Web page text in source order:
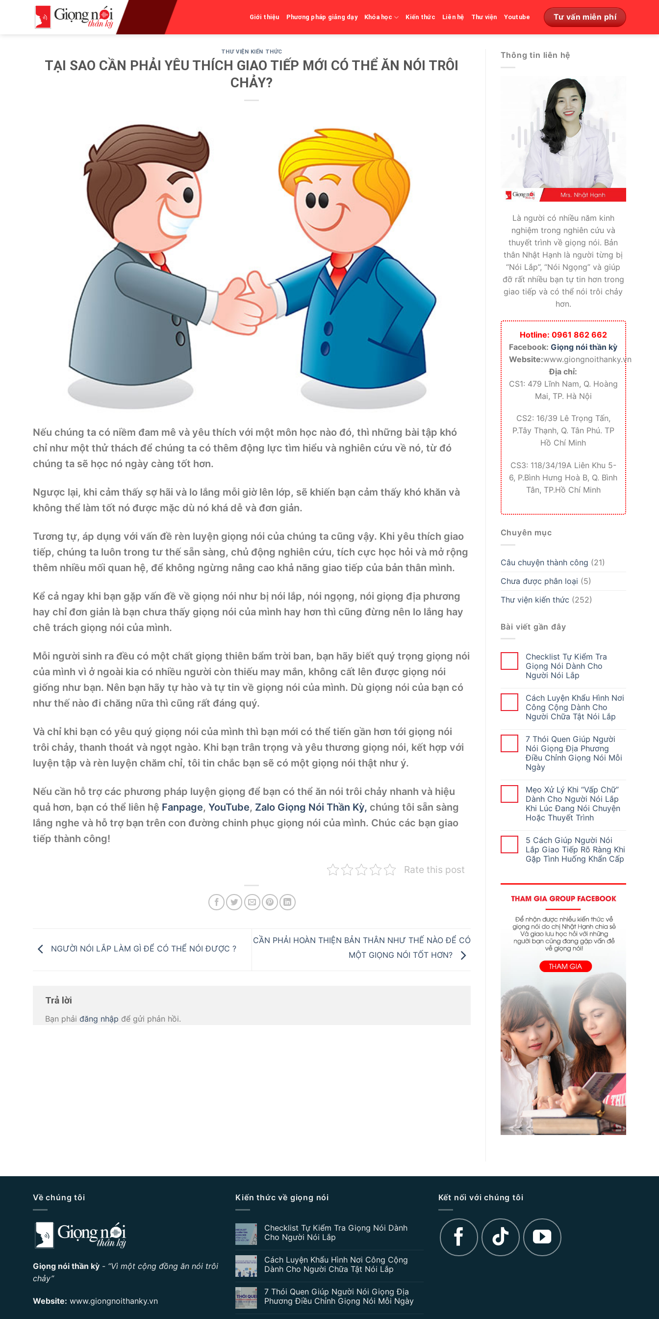
Giới thiệu Phương pháp giảng dạy Khóa học Kiến thức Liên hệ Thư viện Youtube Tư vấn miễn phí
THƯ VIỆN KIẾN THỨC
TẠI SAO CẦN PHẢI YÊU THÍCH GIAO TIẾP MỚI CÓ THỂ ĂN NÓI TRÔI
CHẢY?
Nếu chúng ta có niềm đam mê và yêu thích với một môn học nào đó, thì những bài tập khó
chỉ như một thử thách để chúng ta có thêm động lực tìm hiểu và nghiên cứu về nó, từ đó
chúng ta sẽ học nó ngày càng tốt hơn.
Ngược lại, khi cảm thấy sợ hãi và lo lắng mỗi giờ lên lớp, sẽ khiến bạn cảm thấy khó khăn và
không thể làm tốt nó được mặc dù nó khá dễ và đơn giản.
Tương tự, áp dụng với vấn đề rèn luyện giọng nói của chúng ta cũng vậy. Khi yêu thích giao
tiếp, chúng ta luôn trong tư thế sẵn sàng, chủ động nghiên cứu, tích cực học hỏi và mở rộng
thêm nhiều mối quan hệ, để không ngừng nâng cao khả năng giao tiếp của bản thân mình.
Kể cả ngay khi bạn gặp vấn đề về giọng nói như bị nói lắp, nói ngọng, nói giọng địa phương
hay chỉ đơn giản là bạn chưa thấy giọng nói của mình hay hơn thì cũng đừng nên lo lắng hay
chê trách giọng nói của mình.
Mỗi người sinh ra đều có một chất giọng thiên bẩm trời ban, bạn hãy biết quý trọng giọng nói
của mình vì ở ngoài kia có nhiều người còn thiếu may mắn, không cất lên được giọng nói
giống như bạn. Nên bạn hãy tự hào và tự tin về giọng nói của mình. Dù giọng nói của bạn có
như thế nào đi chăng nữa thì cũng rất đáng quý.
Và chỉ khi bạn có yêu quý giọng nói của mình thì bạn mới có thể tiến gần hơn tới giọng nói
trôi chảy, thanh thoát và ngọt ngào. Khi bạn trân trọng và yêu thương giọng nói, kết hợp với
luyện tập và rèn luyện chăm chỉ, tôi tin chắc bạn sẽ có một giọng nói thật như ý.
Nếu cần hỗ trợ các phương pháp luyện giọng để bạn có thể ăn nói trôi chảy nhanh và hiệu
quả hơn, bạn có thể liên hệ Fanpage, YouTube, Zalo Giọng Nói Thần Kỳ, chúng tôi sẵn sàng
lắng nghe và hỗ trợ bạn trên con đường chinh phục giọng nói của mình. Chúc các bạn giao
tiếp thành công!
Rate this post
NGƯỜI NÓI LẮP LÀM GÌ ĐỂ CÓ THỂ NÓI ĐƯỢC ?
CẦN PHẢI HOÀN THIỆN BẢN THÂN NHƯ THẾ NÀO ĐỂ CÓ
MỘT GIỌNG NÓI TỐT HƠN?
Trả lời
Bạn phải đăng nhập để gửi phản hồi.
Thông tin liên hệ
Là người có nhiều năm kinh
nghiệm trong nghiên cứu và
thuyết trình về giọng nói. Bản
thân Nhật Hạnh là người từng bị
“Nói Lắp”, “Nói Ngọng” và giúp
đỡ rất nhiều bạn tự tin hơn trong
giao tiếp và có thể nói trôi chảy
hơn.
Hotline: 0961 862 662
Facebook:Giọng nói thần kỳ
Website:www.giongnoithanky.vn
Địa chỉ:
CS1: 479 Lĩnh Nam, Q. Hoàng
Mai, TP. Hà Nội
CS2: 16/39 Lê Trọng Tấn,
P.Tây Thạnh, Q. Tân Phú. TP
Hồ Chí Minh
CS3: 118/34/19A Liên Khu 5-
6, P.Bình Hưng Hoà B, Q. Bình
Tân, TP.Hồ Chí Minh
Chuyên mục
Câu chuyện thành công (21)
Chưa được phân loại (5)
Thư viện kiến thức (252)
Bài viết gần đây
Checklist Tự Kiểm Tra
Giọng Nói Dành Cho
Người Nói Lắp
Cách Luyện Khẩu Hình Nơi
Công Cộng Dành Cho
Người Chữa Tật Nói Lắp
7 Thói Quen Giúp Người
Nói Giọng Địa Phương
Điều Chỉnh Giọng Nói Mỗi
Ngày
Mẹo Xử Lý Khi “Vấp Chữ”
Dành Cho Người Nói Lắp
Khi Lúc Đang Nói Chuyện
Hoặc Thuyết Trình
5 Cách Giúp Người Nói
Lắp Giao Tiếp Rõ Ràng Khi
Gặp Tình Huống Khẩn Cấp
Về chúng tôi
Giọng nói thần kỳ - “Vì một cộng đồng ăn nói trôi
chảy”
Website: www.giongnoithanky.vn
Kiến thức về giọng nói
Checklist Tự Kiểm Tra Giọng Nói Dành
Cho Người Nói Lắp
Cách Luyện Khẩu Hình Nơi Công Cộng
Dành Cho Người Chữa Tật Nói Lắp
7 Thói Quen Giúp Người Nói Giọng Địa
Phương Điều Chỉnh Giọng Nói Mỗi Ngày
Kết nối với chúng tôi